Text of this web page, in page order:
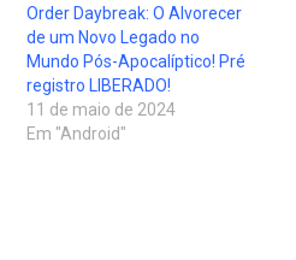
Order Daybreak: O Alvorecer
de um Novo Legado no
Mundo Pós-Apocalíptico! Pré
registro LIBERADO!
11 de maio de 2024
Em "Android"